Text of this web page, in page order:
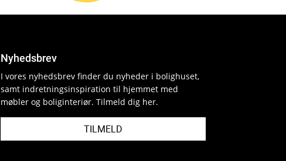
Nyhedsbrev
I vores nyhedsbrev finder du nyheder i bolighuset,
samt indretningsinspiration til hjemmet med
møbler og boliginteriør. Tilmeld dig her.
TILMELD